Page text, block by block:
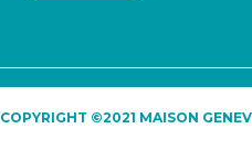
COPYRIGHT ©2021 MAISON